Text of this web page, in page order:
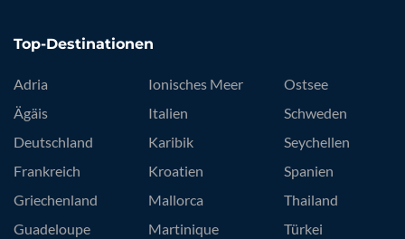
Top-Destinationen
Adria
Ägäis
Deutschland
Frankreich
Griechenland
Guadeloupe
Ionisches Meer
Italien
Karibik
Kroatien
Mallorca
Martinique
Ostsee
Schweden
Seychellen
Spanien
Thailand
Türkei